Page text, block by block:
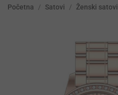
Početna / Satovi / Ženski satovi